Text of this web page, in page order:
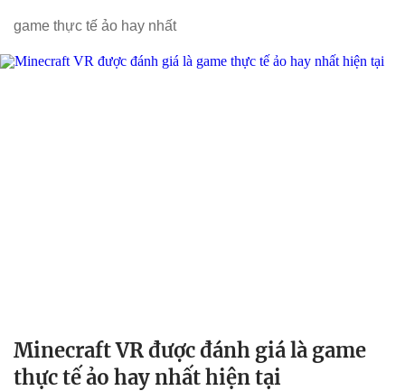
game thực tế ảo hay nhất
Minecraft VR được đánh giá là game
thực tế ảo hay nhất hiện tại